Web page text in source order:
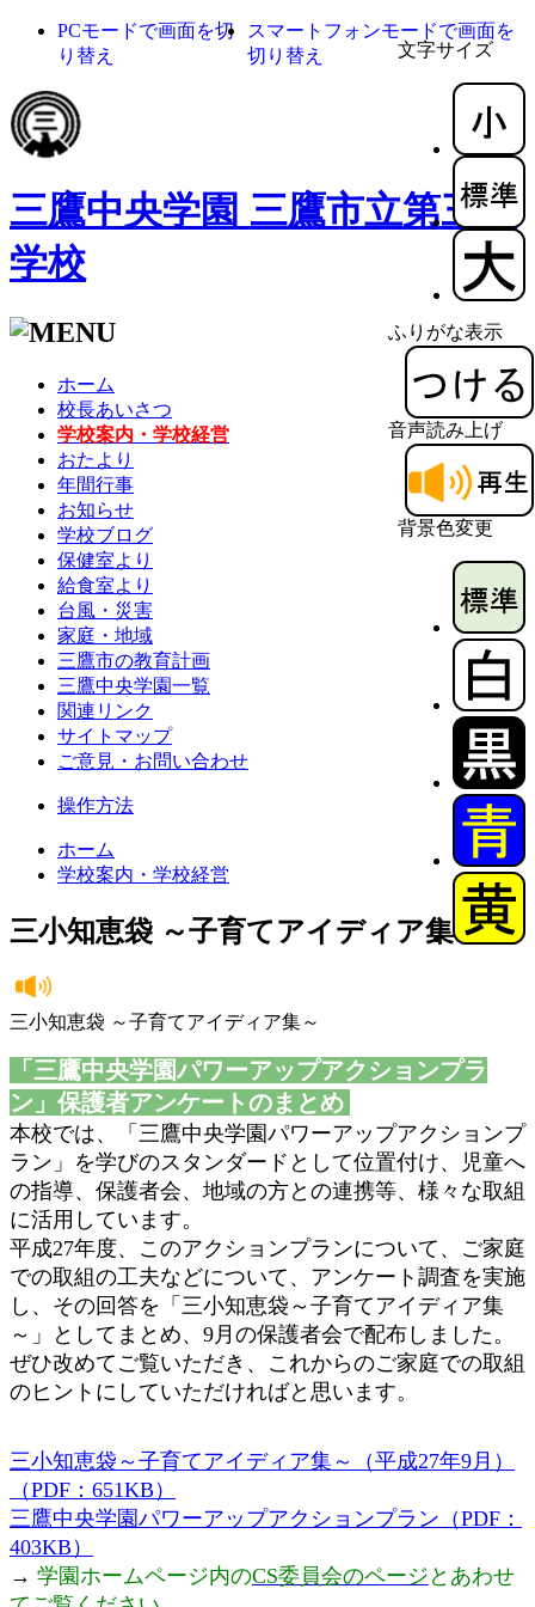
文字サイズ
ふりがな表示
音声読み上げ
背景色変更
PCモードで画面を切
り替え
スマートフォンモードで画面を
切り替え
三鷹中央学園 三鷹市立第三小
学校
ホーム
校長あいさつ
学校案内・学校経営
おたより
年間行事
お知らせ
学校ブログ
保健室より
給食室より
台風・災害
家庭・地域
三鷹市の教育計画
三鷹中央学園一覧
関連リンク
サイトマップ
ご意見・お問い合わせ
操作方法
ホーム
学校案内・学校経営
三小知恵袋 ～子育てアイディア集～
三小知恵袋 ～子育てアイディア集～
「三鷹中央学園パワーアップアクションプラ
ン」保護者アンケートのまとめ
本校では、「三鷹中央学園パワーアップアクションプ
ラン」を学びのスタンダードとして位置付け、児童へ
の指導、保護者会、地域の方との連携等、様々な取組
に活用しています。
平成27年度、このアクションプランについて、ご家庭
での取組の工夫などについて、アンケート調査を実施
し、その回答を「三小知恵袋～子育てアイディア集
～」としてまとめ、9月の保護者会で配布しました。
ぜひ改めてご覧いただき、これからのご家庭での取組
のヒントにしていただければと思います。
三小知恵袋～子育てアイディア集～（平成27年9月）
（PDF：651KB）
三鷹中央学園パワーアップアクションプラン（PDF：
403KB）
→ 学園ホームページ内のCS委員会のページ とあわせ